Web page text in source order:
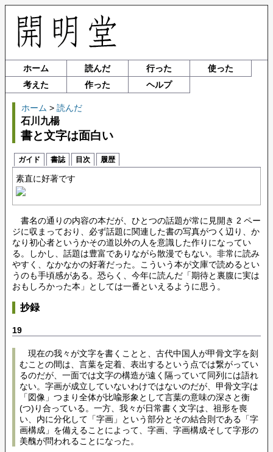
ホーム 読んだ 行った
使った
考えた
作った ヘルプ
ホーム > 読んだ
石川九楊
書と文字は面白い
ガイド 書誌 目次 履歴
素直に好著です
書名の通りの内容の本だが、ひとつの話題が常に見開き 2 ペー
ジに収まっており、必ず話題に関連した書の写真がつく辺り、か
なり初心者というかその道以外の人を意識した作りになってい
る。しかし、話題は豊富でありながら散漫でもない。非常に読み
やすく、なかなかの好著だった。こういう本が文庫で読めるとい
うのも手頃感がある。恐らく、今年に読んだ「期待と裏腹に実は
おもしろかった本」としては一番といえるように思う。
抄録
19
現在の我々が文字を書くことと、古代中国人が甲骨文字を刻
むことの間は、言葉を定着、表出するという点では繋がってい
るのだが、一面では文字の構造が遠く隔っていて同列には語れ
ない。字画が成立していないわけではないのだが、甲骨文字は
「図像」つまり全体が比喩形象として言葉の意味の深さと衡
(つ)り合っている。一方、我々が日常書く文字は、祖形を喪
い、内に分化して「字画」という部分とその結合則である「字
画構成」を備えることによって、字画、字画構成そして字形の
美醜が問われることになった。